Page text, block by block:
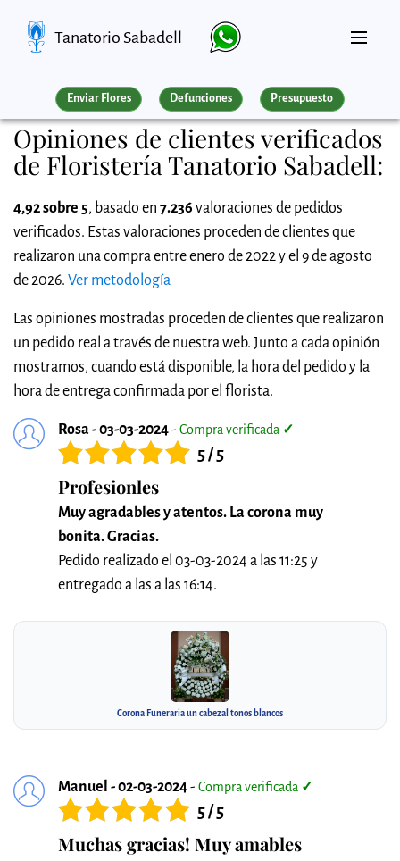
Tanatorio Sabadell
Enviar Flores Defunciones Presupuesto
Opiniones de clientes verificados
de Floristería Tanatorio Sabadell:
4,92 sobre 5, basado en 7.236 valoraciones de pedidos
verificados. Estas valoraciones proceden de clientes que
realizaron una compra entre enero de 2022 y el 9 de agosto
de 2026. Ver metodología
Las opiniones mostradas proceden de clientes que realizaron
un pedido real a través de nuestra web. Junto a cada opinión
mostramos, cuando está disponible, la hora del pedido y la
hora de entrega confirmada por el florista.
Rosa - 03-03-2024- Compra verificada ✓
5 / 5
Profesionles
Muy agradables y atentos. La corona muy
bonita. Gracias.
Pedido realizado el 03-03-2024 a las 11:25 y
entregado a las a las 16:14.
Corona Funeraria un cabezal tonos blancos
Manuel - 02-03-2024- Compra verificada ✓
5 / 5
Muchas gracias! Muy amables